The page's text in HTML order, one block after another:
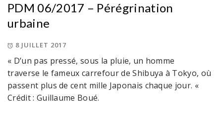
PDM 06/2017 – Pérégrination
urbaine
8 JUILLET 2017
« D’un pas pressé, sous la pluie, un homme
traverse le fameux carrefour de Shibuya à Tokyo, où
passent plus de cent mille Japonais chaque jour. «
Crédit : Guillaume Boué.